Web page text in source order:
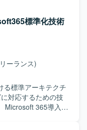
する技術論点の整
請けや顧客向け説
の整理、遅延課題
響がある事項の洗
既存メンバーから
反映もご対応いた
待つことなく自ら
きる方を求めてお
、技術論点をプロ
中からの参画でも
に至るまでの一連の
には、導入済みの
Protection、
、
Entraなどの各サー
運用保守までを一
る新しいMicrosoft
検証プロセスに主体
して積極的に学
標準化技術
ーランス)
る標準アーキテクチ
対応するための技